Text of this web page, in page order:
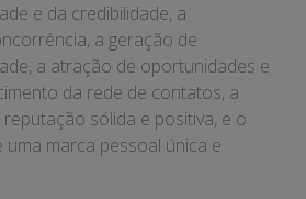
e da credibilidade, a
a geração de
a atração de oportunidades e
da rede de contatos, a
sólida e positiva, e o
uma marca pessoal única e